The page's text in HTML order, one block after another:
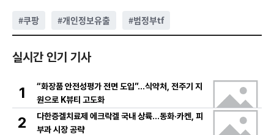
#쿠팡 #개인정보유출 #범정부tf
실시간 인기 기사
1
“화장품 안전성평가 전면 도입”…식약처, 전주기 지
원으로 K뷰티 고도화
2
다한증겔치료제 에크락겔 국내 상륙…동화·카켄, 피
부과 시장 공략